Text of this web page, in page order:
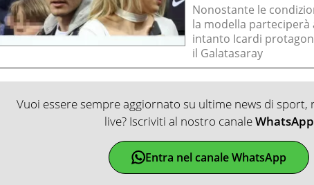
Nonostante le
la modella parteciperà
intanto Icardi
il Galatasaray
Vuoi essere sempre aggiornato su ultime news di sport,
live? Iscriviti al nostro canaleWhatsApp
Entra nel canale WhatsApp